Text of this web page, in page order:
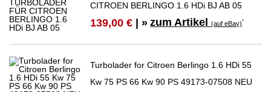
CITROEN BERLINGO 1.6 HDi BJ AB 05
139,00 € | » zum Artikel(auf eBay)*
Turbolader for Citroen Berlingo 1.6 HDi 55
Kw 75 PS 66 Kw 90 PS 49173-07508 NEU